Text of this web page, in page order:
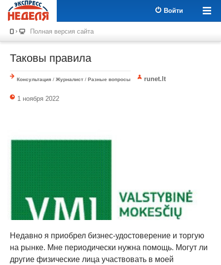
Войти
Полная версия сайта
Таковы правила
Консультация / Журналист / Разные вопросы runet.lt
1 ноября 2022
Недавно я приобрел бизнес-удостоверение и торгую
на рынке. Мне периодически нужна помощь. Могут ли
другие физические лица участвовать в моей